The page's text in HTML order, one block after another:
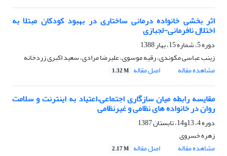
اثر بخشی خانواده درمانی ساختاری در بهبود کودکان مبتلا به
اختلال نافرمانی-لجبازی
دوره 5، شماره 15، بهار 1388
زینب عباسی مکوندی، رقیه موسوی، علیرضا مرادی، سعید اکبری زردخانه
مشاهده مقاله
اصل مقاله 1.32 M
مقایسه رابطه میان سازگاری اجتماعی،اعتیاد به اینترنت و سلامت
روان در خانواده های نظامی و غیرنظامی
دوره 4، 13و14، تابستان 1387
زهره خسروی
مشاهده مقاله
اصل مقاله 2.17 M